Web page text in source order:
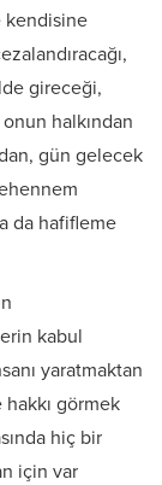
kendisine
gireceği,
halkından
gün gelecek
da hafifleme
kabul
yaratmaktan
görmek
hiç bir
için var